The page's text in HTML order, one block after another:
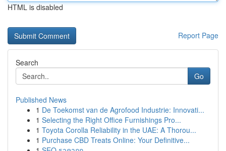
HTML is disabled
Report Page
Search
Go
Published News
1 De Toekomst van de Agrofood Industrie: Innovati...
1 Selecting the Right Office Furnishings Pro...
1 Toyota Corolla Reliability in the UAE: A Thorou...
1 Purchase CBD Treats Online: Your Definitive...